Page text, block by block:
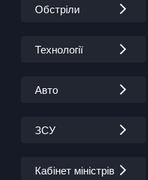
Обстріли
Технології
Авто
ЗСУ
Кабінет міністрів